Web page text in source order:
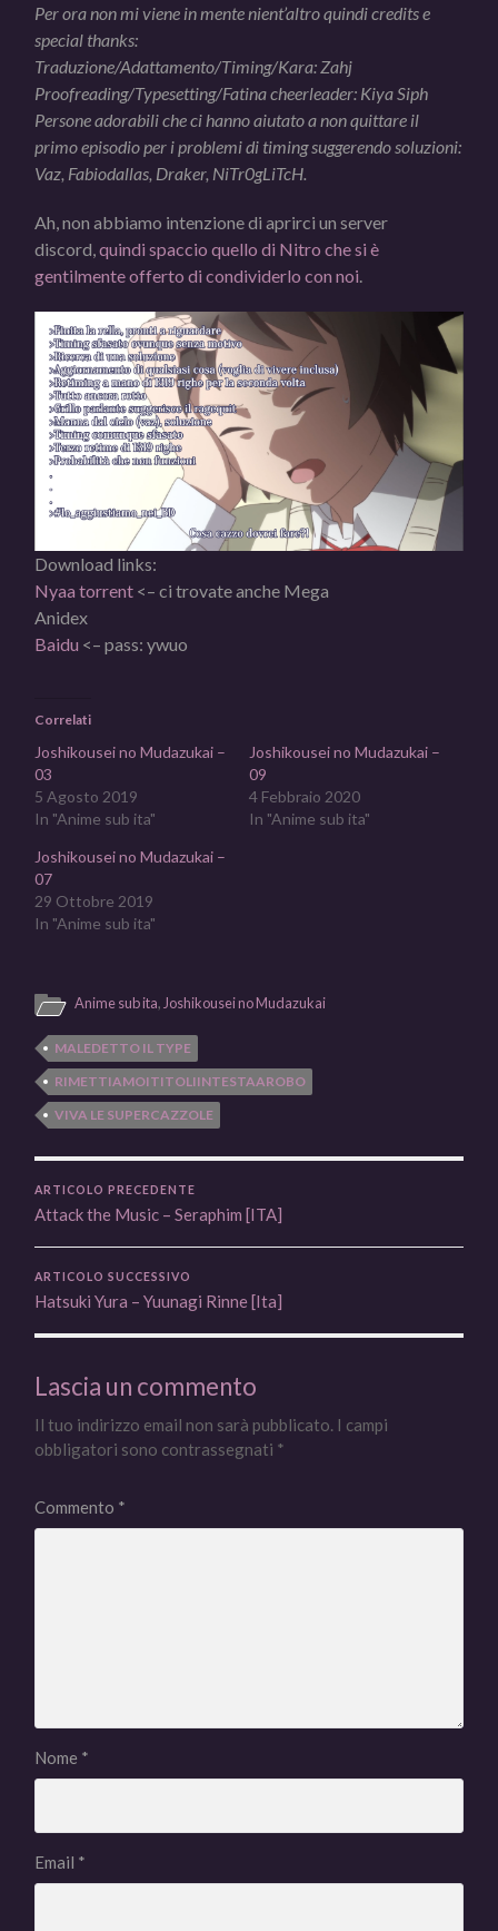
Per ora non mi viene in mente nient’altro quindi credits e
special thanks:
Traduzione/Adattamento/Timing/Kara: Zahj
Proofreading/Typesetting/Fatina cheerleader: Kiya Siph
Persone adorabili che ci hanno aiutato a non quittare il
primo episodio per i problemi di timing suggerendo soluzioni:
Vaz, Fabiodallas, Draker, NiTr0gLiTcH.
Ah, non abbiamo intenzione di aprirci un server
discord,quindi spaccio quello di Nitro che si è
gentilmente offerto di condividerlo con noi.
Download links:
Nyaa torrent <– ci trovate anche Mega
Anidex
Baidu <– pass: ywuo
Correlati
Joshikousei no Mudazukai –
03
5 Agosto 2019
In "Anime sub ita"
Joshikousei no Mudazukai –
09
4 Febbraio 2020
In "Anime sub ita"
Joshikousei no Mudazukai –
07
29 Ottobre 2019
In "Anime sub ita"
Anime sub ita,Joshikousei no Mudazukai
MALEDETTO IL TYPE
RIMETTIAMOITITOLIINTESTAAROBO
VIVA LE SUPERCAZZOLE
ARTICOLO PRECEDENTE
Attack the Music – Seraphim [ITA]
ARTICOLO SUCCESSIVO
Hatsuki Yura – Yuunagi Rinne [Ita]
Lascia un commento
Il tuo indirizzo email non sarà pubblicato. I campi
obbligatori sono contrassegnati *
Commento *
Nome *
Email *